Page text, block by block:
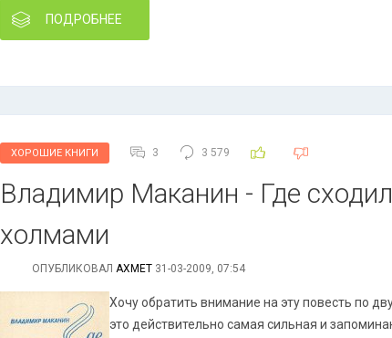
ПОДРОБНЕЕ
ХОРОШИЕ КНИГИ 3 3 579
Владимир Маканин - Где
холмами
ОПУБЛИКОВАЛ АХМЕТ 31-03-2009, 07:54
Хочу обратить внимание на эту повесть по
это действительно самая сильная и